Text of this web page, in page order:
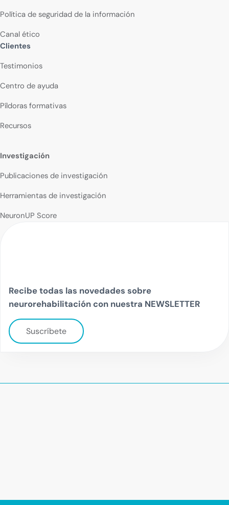
Política de seguridad de la información
Canal ético
Clientes
Testimonios
Centro de ayuda
Píldoras formativas
Recursos
Investigación
Publicaciones de investigación
Herramientas de investigación
NeuronUP Score
Recibe todas las novedades sobre
neurorehabilitación con nuestra NEWSLETTER
Suscríbete